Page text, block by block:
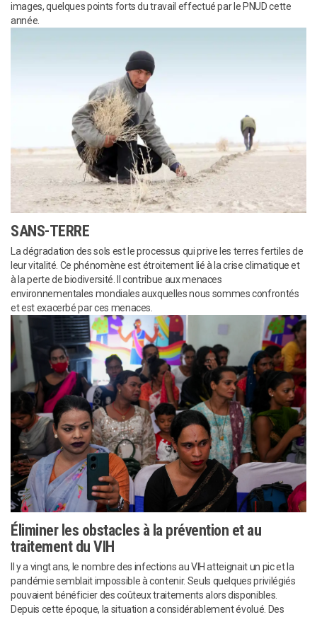
images, quelques points forts du travail effectué par le PNUD cette
année.
SANS-TERRE
La dégradation des sols est le processus qui prive les terres fertiles de
leur vitalité. Ce phénomène est étroitement lié à la crise climatique et
à la perte de biodiversité. Il contribue aux menaces
environnementales mondiales auxquelles nous sommes confrontés
et est exacerbé par ces menaces.
Éliminer les obstacles à la prévention et au
traitement du VIH
Il y a vingt ans, le nombre des infections au VIH atteignait un pic et la
pandémie semblait impossible à contenir. Seuls quelques privilégiés
pouvaient bénéficier des coûteux traitements alors disponibles.
Depuis cette époque, la situation a considérablement évolué. Des